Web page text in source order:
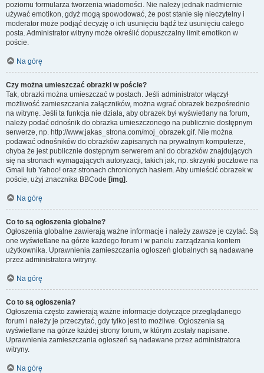
poziomu formularza tworzenia wiadomości. Nie należy jednak nadmiernie
używać emotikon, gdyż mogą spowodować, że post stanie się nieczytelny i
moderator może podjąć decyzję o ich usunięciu bądź też usunięciu całego
posta. Administrator witryny może określić dopuszczalny limit emotikon w
poście.
Na górę
Czy można umieszczać obrazki w poście?
Tak, obrazki można umieszczać w postach. Jeśli administrator włączył
możliwość zamieszczania załączników, można wgrać obrazek bezpośrednio
na witrynę. Jeśli ta funkcja nie działa, aby obrazek był wyświetlany na forum,
należy podać odnośnik do obrazka umieszczonego na publicznie dostępnym
serwerze, np. http://www.jakas_strona.com/moj_obrazek.gif. Nie można
podawać odnośników do obrazków zapisanych na prywatnym komputerze,
chyba że jest publicznie dostępnym serwerem ani do obrazków znajdujących
się na stronach wymagających autoryzacji, takich jak, np. skrzynki pocztowe na
Gmail lub Yahoo! oraz stronach chronionych hasłem. Aby umieścić obrazek w
poście, użyj znacznika BBCode [img] .
Na górę
Co to są ogłoszenia globalne?
Ogłoszenia globalne zawierają ważne informacje i należy zawsze je czytać. Są
one wyświetlane na górze każdego forum i w panelu zarządzania kontem
użytkownika. Uprawnienia zamieszczania ogłoszeń globalnych są nadawane
przez administratora witryny.
Na górę
Co to są ogłoszenia?
Ogłoszenia często zawierają ważne informacje dotyczące przeglądanego
forum i należy je przeczytać, gdy tylko jest to możliwe. Ogłoszenia są
wyświetlane na górze każdej strony forum, w którym zostały napisane.
Uprawnienia zamieszczania ogłoszeń są nadawane przez administratora
witryny.
Na górę